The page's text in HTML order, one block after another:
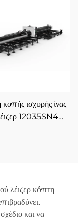
ισχυρής ίνας
12035SN4
λέιζερ κόπτη
και να